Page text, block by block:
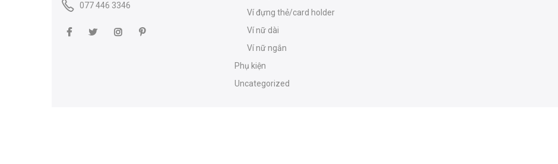
077 446 3346
Ví đựng thẻ/card holder
Ví nữ dài
Ví nữ ngắn
Phụ kiện
Uncategorized